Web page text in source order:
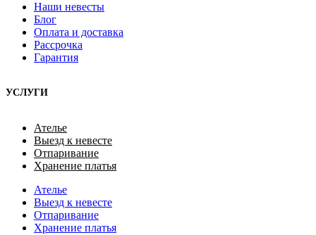
Наши невесты
Блог
Оплата и доставка
Рассрочка
Гарантия
УСЛУГИ
Ателье
Выезд к невесте
Отпаривание
Хранение платья
Ателье
Выезд к невесте
Отпаривание
Хранение платья